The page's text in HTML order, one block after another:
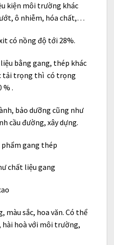
kiện môi trường khác
ô nhiễm, hóa chất,…
có nồng độ tới 28%.
bằng gang, thép khác
tải trọng thì có trọng
% .
bảo dưỡng cũng như
cầu đường, xây dựng.
phẩm gang thép
chất liệu gang
màu sắc, hoa văn. Có thể
hài hoà với môi trường,